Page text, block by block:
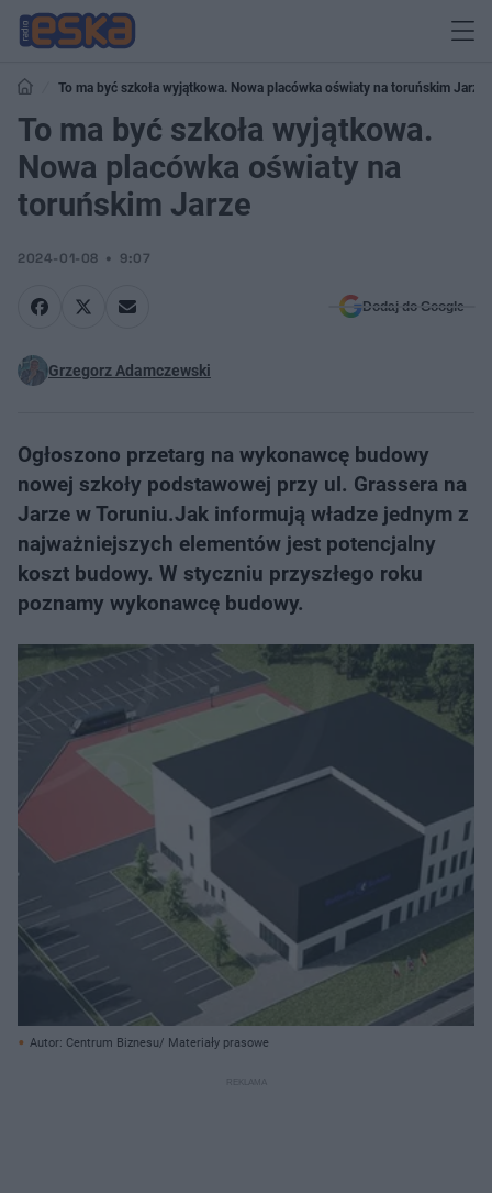
To ma być szkoła wyjątkowa. Nowa placówka oświaty na toruńskim Jarze
To ma być szkoła wyjątkowa.
Nowa placówka oświaty na
toruńskim Jarze
2024-01-08 9:07
Dodaj do Google
Grzegorz Adamczewski
Ogłoszono przetarg na wykonawcę budowy
nowej szkoły podstawowej przy ul. Grassera na
Jarze w Toruniu.Jak informują władze jednym z
najważniejszych elementów jest potencjalny
koszt budowy. W styczniu przyszłego roku
poznamy wykonawcę budowy.
Autor: Centrum Biznesu/ Materiały prasowe